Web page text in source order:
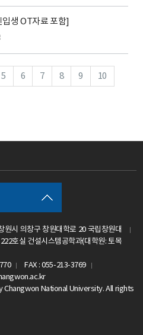
생 OT자료 포함]
5 6 7 8 9 10
원시 의창구 창원대학로 20 국립창원대
호실 건설시스템공학과(대학원: 토목
FAX : 055-213-3769
Changwon National University. All rights